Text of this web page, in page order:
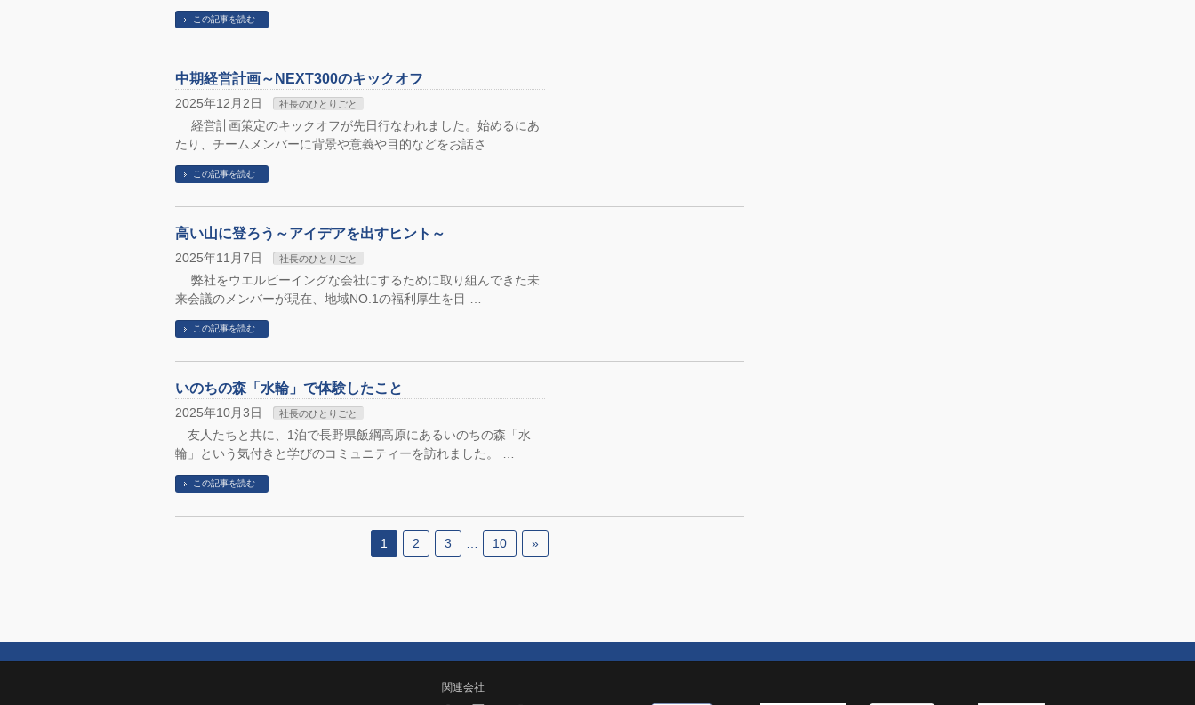
この記事を読む
中期経営計画～NEXT300のキックオフ
2025年12月2日 社長のひとりごと
経営計画策定のキックオフが先日行なわれました。始めるにあ
たり、チームメンバーに背景や意義や目的などをお話さ …
この記事を読む
高い山に登ろう～アイデアを出すヒント～
2025年11月7日 社長のひとりごと
弊社をウエルビーイングな会社にするために取り組んできた未
来会議のメンバーが現在、地域NO.1の福利厚生を目 …
この記事を読む
いのちの森「水輪」で体験したこと
2025年10月3日 社長のひとりごと
友人たちと共に、1泊で長野県飯綱高原にあるいのちの森「水
輪」という気付きと学びのコミュニティーを訪れました。 …
この記事を読む
1 2 3 10 »
関連会社